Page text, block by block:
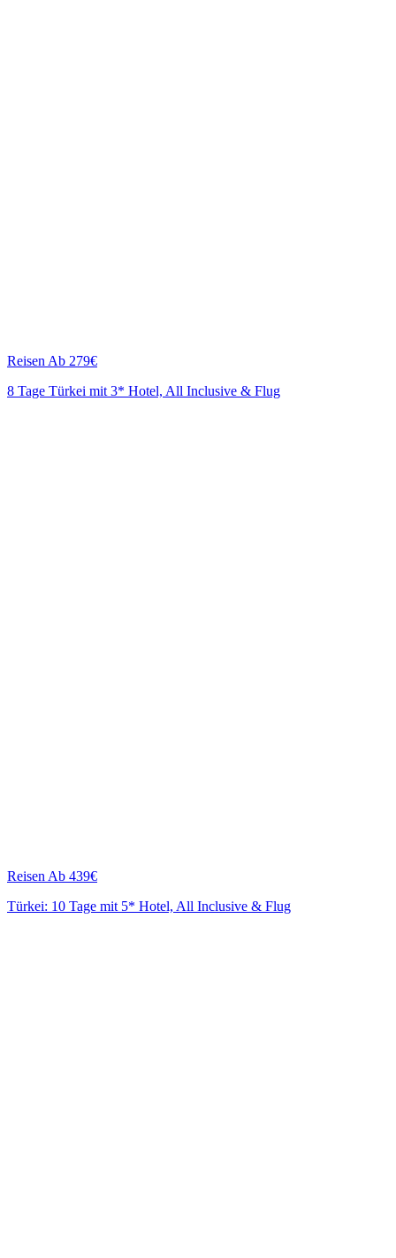
Reisen Ab 279€
8 Tage Türkei mit 3* Hotel, All Inclusive & Flug
Reisen Ab 439€
Türkei: 10 Tage mit 5* Hotel, All Inclusive & Flug